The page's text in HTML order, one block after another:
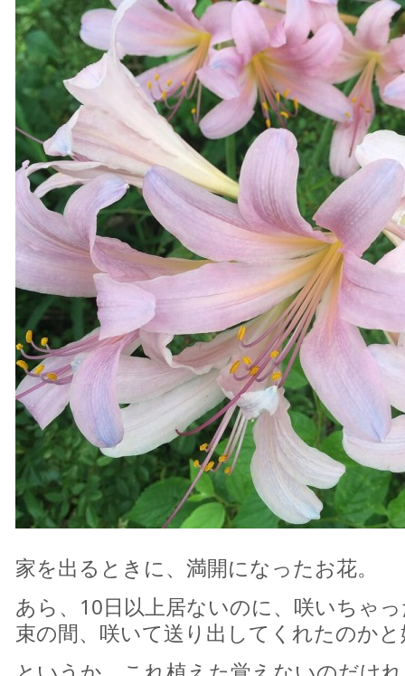
家を出るときに、満開になったお花。
あら、10日以上居ないのに、咲いちゃ
束の間、咲いて送り出してくれたのか